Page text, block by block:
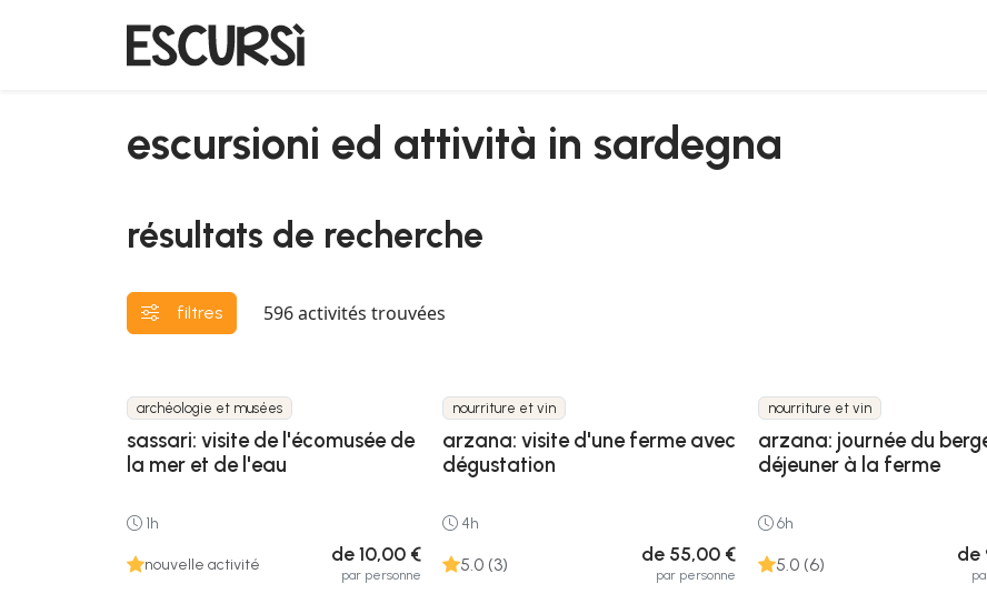
escursioni ed attività in sardegna
résultats de recherche
filtres 596activités trouvées
archéologie et musées
sassari: visite de l'écomusée de
la mer et de l'eau
1h
nouvelle activité de 10,00 €
par personne
nourriture et vin
arzana: visite d'une ferme avec
dégustation
4h
5.0 (3) de 55,00 €
par personne
nourriture et vin
arzana: journée du
déjeuner à la ferme
6h
5.0 (6) de